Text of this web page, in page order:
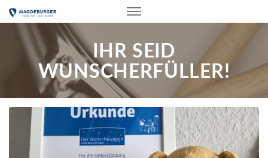
IHR SEID
WUNSCHERFÜLLER!